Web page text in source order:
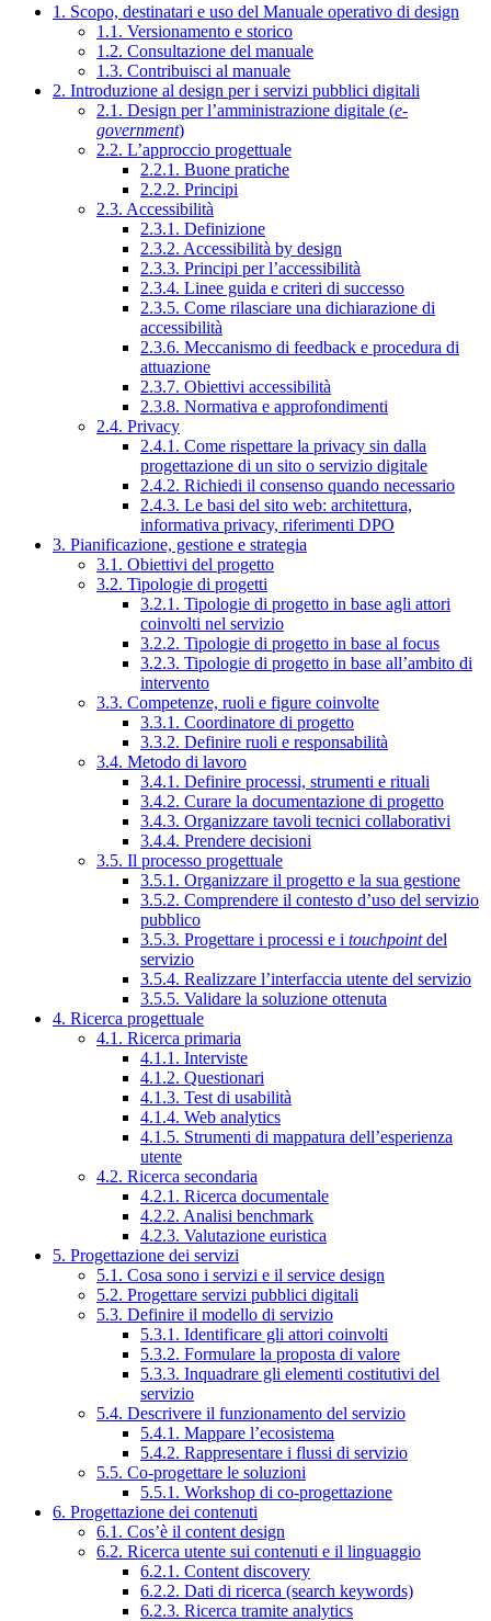
1. Scopo, destinatari e uso del Manuale operativo di design
1.1. Versionamento e storico
1.2. Consultazione del manuale
1.3. Contribuisci al manuale
2. Introduzione al design per i servizi pubblici digitali
2.1. Design per l’amministrazione digitale (e-
government)
2.2. L’approccio progettuale
2.2.1. Buone pratiche
2.2.2. Principi
2.3. Accessibilità
2.3.1. Definizione
2.3.2. Accessibilità by design
2.3.3. Principi per l’accessibilità
2.3.4. Linee guida e criteri di successo
2.3.5. Come rilasciare una dichiarazione di
accessibilità
2.3.6. Meccanismo di feedback e procedura di
attuazione
2.3.7. Obiettivi accessibilità
2.3.8. Normativa e approfondimenti
2.4. Privacy
2.4.1. Come rispettare la privacy sin dalla
progettazione di un sito o servizio digitale
2.4.2. Richiedi il consenso quando necessario
2.4.3. Le basi del sito web: architettura,
informativa privacy, riferimenti DPO
3. Pianificazione, gestione e strategia
3.1. Obiettivi del progetto
3.2. Tipologie di progetti
3.2.1. Tipologie di progetto in base agli attori
coinvolti nel servizio
3.2.2. Tipologie di progetto in base al focus
3.2.3. Tipologie di progetto in base all’ambito di
intervento
3.3. Competenze, ruoli e figure coinvolte
3.3.1. Coordinatore di progetto
3.3.2. Definire ruoli e responsabilità
3.4. Metodo di lavoro
3.4.1. Definire processi, strumenti e rituali
3.4.2. Curare la documentazione di progetto
3.4.3. Organizzare tavoli tecnici collaborativi
3.4.4. Prendere decisioni
3.5. Il processo progettuale
3.5.1. Organizzare il progetto e la sua gestione
3.5.2. Comprendere il contesto d’uso del servizio
pubblico
3.5.3. Progettare i processi e i touchpointdel
servizio
3.5.4. Realizzare l’interfaccia utente del servizio
3.5.5. Validare la soluzione ottenuta
4. Ricerca progettuale
4.1. Ricerca primaria
4.1.1. Interviste
4.1.2. Questionari
4.1.3. Test di usabilità
4.1.4. Web analytics
4.1.5. Strumenti di mappatura dell’esperienza
utente
4.2. Ricerca secondaria
4.2.1. Ricerca documentale
4.2.2. Analisi benchmark
4.2.3. Valutazione euristica
5. Progettazione dei servizi
5.1. Cosa sono i servizi e il service design
5.2. Progettare servizi pubblici digitali
5.3. Definire il modello di servizio
5.3.1. Identificare gli attori coinvolti
5.3.2. Formulare la proposta di valore
5.3.3. Inquadrare gli elementi costitutivi del
servizio
5.4. Descrivere il funzionamento del servizio
5.4.1. Mappare l’ecosistema
5.4.2. Rappresentare i flussi di servizio
5.5. Co-progettare le soluzioni
5.5.1. Workshop di co-progettazione
6. Progettazione dei contenuti
6.1. Cos’è il content design
6.2. Ricerca utente sui contenuti e il linguaggio
6.2.1. Content discovery
6.2.2. Dati di ricerca (search keywords)
6.2.3. Ricerca tramite analytics